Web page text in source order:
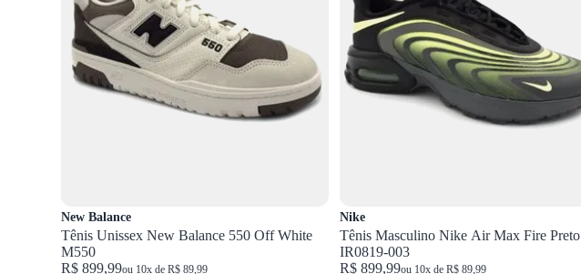
New Balance
Tênis Unissex New Balance 550 Off White
M550
R$ 899,99ou 10x de R$ 89,99
Nike
Tênis Masculino Nike Air Max Fire Preto
IR0819-003
R$ 899,99ou 10x de R$ 89,99